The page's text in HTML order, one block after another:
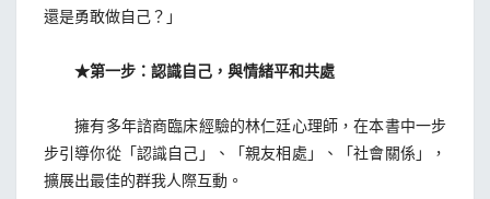
還是勇敢做自己？」
★第一步：認識自己，與情緒平和共處
擁有多年諮商臨床經驗的林仁廷心理師，在本書中一步
步引導你從「認識自己」、「親友相處」、「社會關係」，
擴展出最佳的群我人際互動。